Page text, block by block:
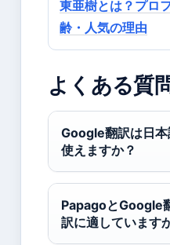
東亜樹とは？プロ
齢・人気の理由
よくある質
Google翻訳は日
使えますか？
PapagoとGoogle
訳に適しています